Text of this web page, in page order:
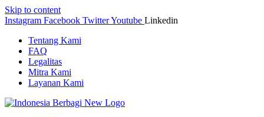
Skip to content
Instagram Facebook TwitterYoutube Linkedin
Tentang Kami
FAQ
Legalitas
Mitra Kami
Layanan Kami